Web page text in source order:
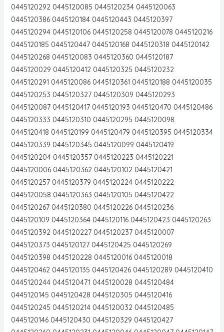
0445120292 0445120085 0445120234 0445120063
0445120386 0445120184 0445120443 0445120397
0445120294 0445120106 0445120258 0445120078 0445120216
0445120185 0445120447 0445120168 0445120318 0445120142
0445120268 0445120083 0445120360 0445120187
0445120029 0445120412 0445120325 0445120232
0445120291 0445120086 0445120361 0445120188 0445120035
0445120253 0445120327 0445120309 0445120293
0445120087 0445120417 0445120193 0445120470 0445120486
0445120333 0445120310 0445120295 0445120098
0445120418 0445120199 0445120479 0445120395 0445120334
0445120339 0445120345 0445120099 0445120419
0445120204 0445120357 0445120223 0445120221
0445120006 0445120362 0445120102 0445120421
0445120257 0445120379 0445120224 0445120222
0445120058 0445120363 0445120105 0445120422
0445120267 0445120380 0445120226 0445120236
0445120109 0445120364 0445120116 0445120423 0445120263
0445120392 0445120227 0445120237 0445120007
0445120373 0445120127 0445120425 0445120269
0445120398 0445120228 0445120016 0445120018
0445120462 0445120135 0445120426 0445120289 0445120410
0445120244 0445120471 0445120028 0445120484
0445120145 0445120428 0445120305 0445120416
0445120245 0445120214 0445120032 0445120485
0445120146 0445120430 0445120329 0445120427